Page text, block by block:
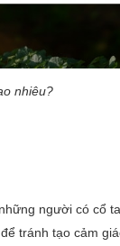
nhiêu?
người có cổ
tránh tạo cảm